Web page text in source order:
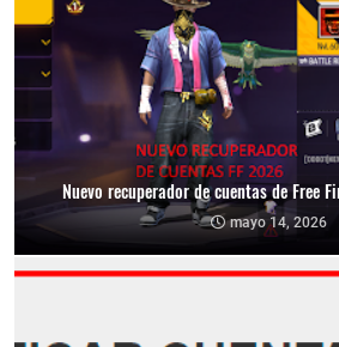
Nuevo recuperador de cuentas de Free
mayo 14, 2026